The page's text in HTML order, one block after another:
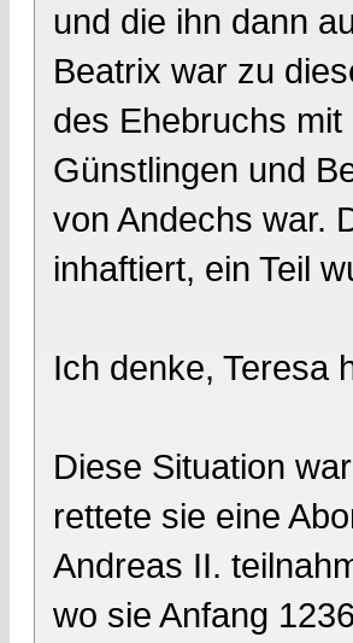
und die ihn dann
Beatrix war zu
des Ehebruchs
Günstlingen und
von Andechs war.
inhaftiert, ein Teil
Ich denke, Teresa
Diese Situation
rettete sie eine
Andreas II.
wo sie Anfang